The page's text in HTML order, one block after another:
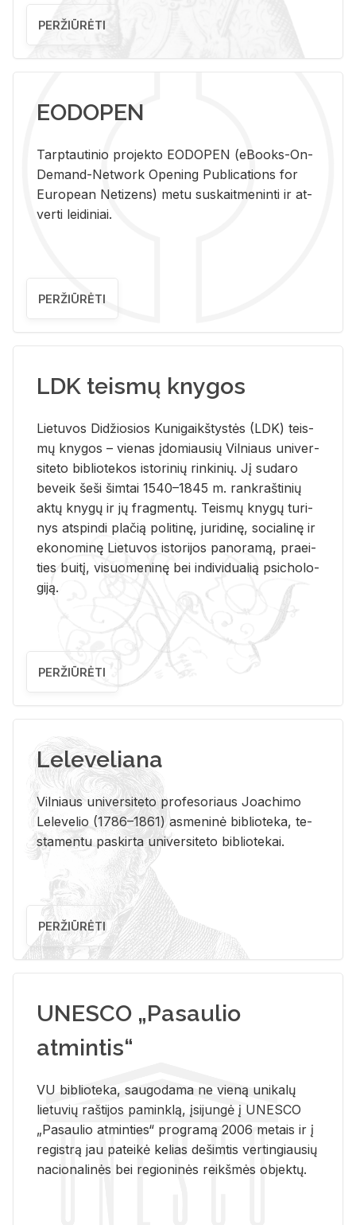
PERŽIŪRĖTI
EODOPEN
Tarp­tau­ti­nio pro­jek­to EO­DO­PEN (eBo­oks-On-
De­mand-Ne­twork Ope­ning Pub­li­ca­tions for
Eu­ro­pe­an Ne­ti­zens) metu su­skait­me­nin­ti ir at­
ver­ti lei­di­niai.
PERŽIŪRĖTI
LDK teismų knygos
Lie­tu­vos Di­džio­sios Ku­ni­gaikš­tys­tės (LDK) teis­
mų kny­gos – vie­nas įdo­miau­sių Vil­niaus uni­ver­
si­te­to bi­b­lio­te­kos is­to­ri­nių rin­ki­nių. Jį su­da­ro
be­veik šeši šim­tai 1540–1845 m. rank­raš­ti­nių
aktų kny­gų ir jų frag­men­tų. Teis­mų kny­gų tu­ri­
nys at­spin­di pla­čią po­li­ti­nę, ju­ri­di­nę, so­cia­li­nę ir
eko­no­mi­nę Lie­tu­vos is­to­ri­jos pa­no­ra­mą, pra­ei­
ties bui­tį, vi­suo­me­ni­nę bei in­di­vi­dua­lią psi­cho­lo­
gi­ją.
PERŽIŪRĖTI
Leleveliana
Vil­niaus uni­ver­si­te­to pro­fe­so­riaus Jo­a­chi­mo
Le­le­ve­lio (1786–1861) as­me­ni­nė bi­b­lio­te­ka, te­
sta­men­tu pa­skir­ta uni­ver­si­te­to bi­b­lio­te­kai.
PERŽIŪRĖTI
UNESCO „Pasaulio
atmintis“
VU biblioteka, saugodama ne vieną unikalų
lietuvių raštijos paminklą, įsijungė į UNESCO
„Pasaulio atminties“ programą 2006 metais ir į
registrą jau pateikė kelias dešimtis vertingiausių
nacionalinės bei regioninės reikšmės objektų.